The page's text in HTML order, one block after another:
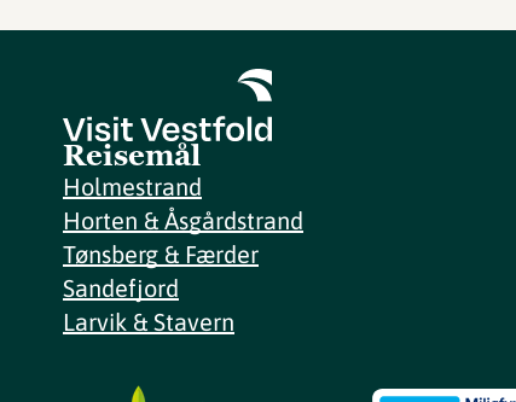
Reisemål
Holmestrand
Horten & Åsgårdstrand
Tønsberg & Færder
Sandefjord
Larvik & Stavern